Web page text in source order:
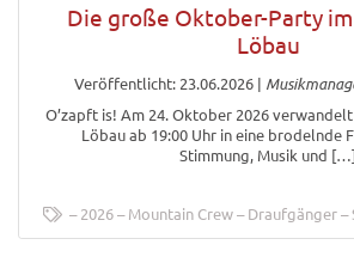
Die große Oktober-Party
Löbau
Veröffentlicht: 23.06.2026|
O’zapft is! Am 24. Oktober 2026
Löbau ab 19:00 Uhr in eine brodelnde
Stimmung, Musik und […]
2026 Mountain Crew Draufgänger